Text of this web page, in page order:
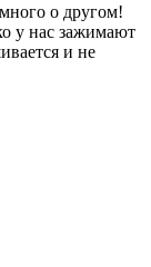
о другом!
у нас зажимают
и не